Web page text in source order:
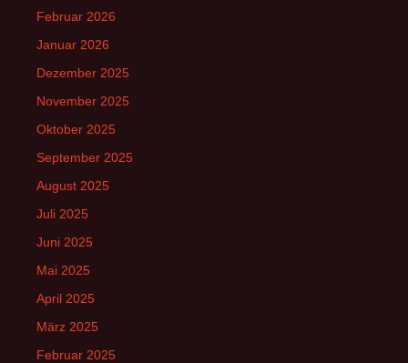
Februar 2026
Januar 2026
Dezember 2025
November 2025
Oktober 2025
September 2025
August 2025
Juli 2025
Juni 2025
Mai 2025
April 2025
März 2025
Februar 2025